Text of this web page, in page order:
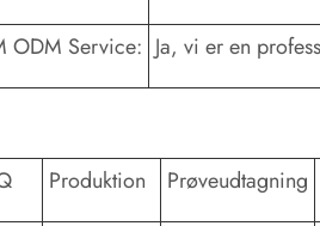
ODM Service: Ja, vi er en
Produktion Prøveudtagning